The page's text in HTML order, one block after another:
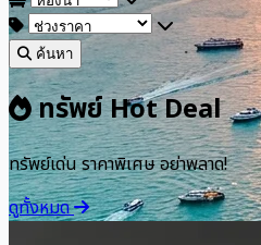
ค้นหา
ทรัพย์ Hot Deal
ทรัพย์เด่น ราคาพิเศษ อย่าพลาด!
ดูทั้งหมด